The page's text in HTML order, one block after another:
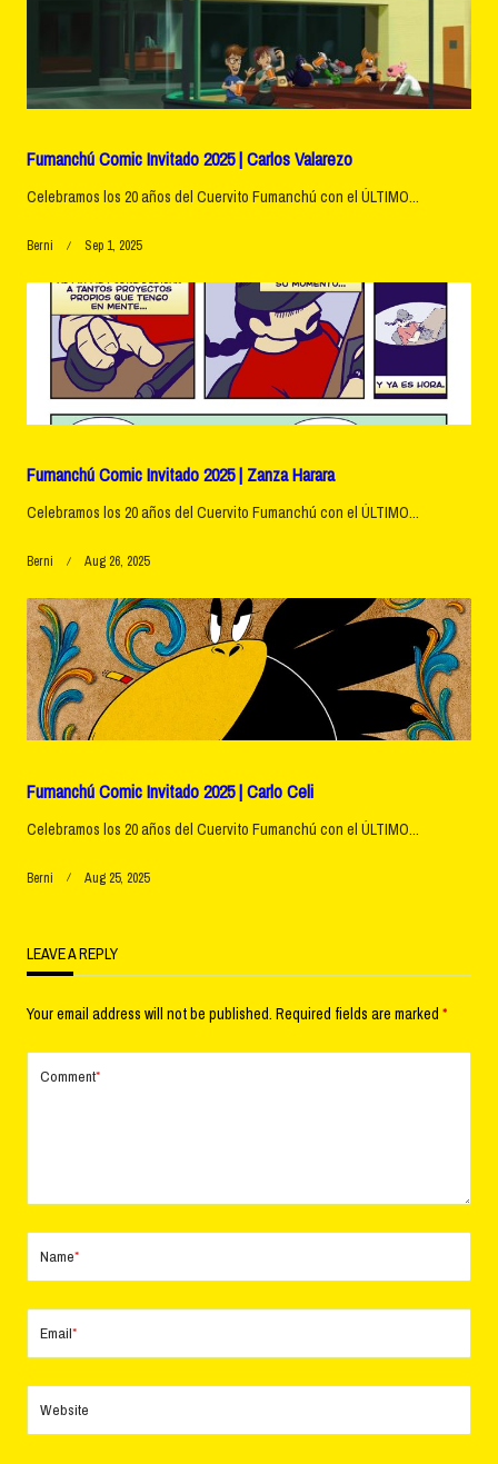
Fumanchú Comic Invitado 2025 | Carlos Valarezo
Celebramos los 20 años del Cuervito Fumanchú con el ÚLTIMO...
Berni Sep 1, 2025
Fumanchú Comic Invitado 2025 | Zanza Harara
Celebramos los 20 años del Cuervito Fumanchú con el ÚLTIMO...
Berni Aug 26, 2025
Fumanchú Comic Invitado 2025 | Carlo Celi
Celebramos los 20 años del Cuervito Fumanchú con el ÚLTIMO...
Berni Aug 25, 2025
LEAVE A REPLY
Your email address will not be published. Required fields are marked *
Comment*
Name*
Email*
Website